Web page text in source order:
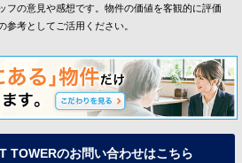
の意見や感想です。物件の価値を客観的に評価
考としてご活用ください。
TOWERのお問い合わせはこちら